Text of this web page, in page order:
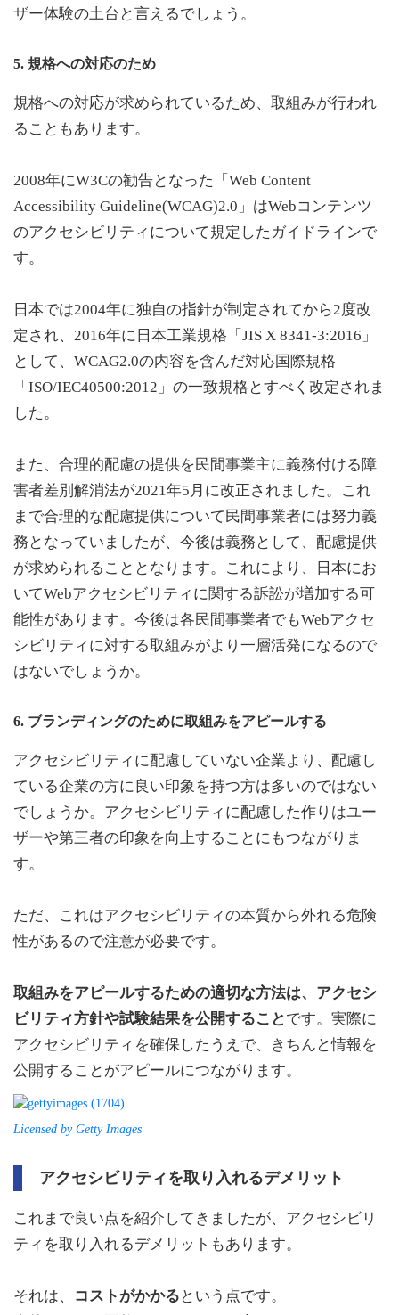
ザー体験の土台と言えるでしょう。
5. 規格への対応のため
規格への対応が求められているため、取組みが行われ
ることもあります。
2008年にW3Cの勧告となった「Web Content
Accessibility Guideline(WCAG)2.0」はWebコンテンツ
のアクセシビリティについて規定したガイドラインで
す。
日本では2004年に独自の指針が制定されてから2度改
定され、2016年に日本工業規格「JIS X 8341-3:2016」
として、WCAG2.0の内容を含んだ対応国際規格
「ISO/IEC40500:2012」の一致規格とすべく改定されま
した。
また、合理的配慮の提供を民間事業主に義務付ける障
害者差別解消法が2021年5月に改正されました。これ
まで合理的な配慮提供について民間事業者には努力義
務となっていましたが、今後は義務として、配慮提供
が求められることとなります。これにより、日本にお
いてWebアクセシビリティに関する訴訟が増加する可
能性があります。今後は各民間事業者でもWebアクセ
シビリティに対する取組みがより一層活発になるので
はないでしょうか。
6. ブランディングのために取組みをアピールする
アクセシビリティに配慮していない企業より、配慮し
ている企業の方に良い印象を持つ方は多いのではない
でしょうか。アクセシビリティに配慮した作りはユー
ザーや第三者の印象を向上することにもつながりま
す。
ただ、これはアクセシビリティの本質から外れる危険
性があるので注意が必要です。
取組みをアピールするための適切な方法は、アクセシ
ビリティ方針や試験結果を公開すること です。実際に
アクセシビリティを確保したうえで、きちんと情報を
公開することがアピールにつながります。
Licensed by Getty Images
アクセシビリティを取り入れるデメリット
これまで良い点を紹介してきましたが、アクセシビリ
ティを取り入れるデメリットもあります。
それは、 コストがかかる という点です。